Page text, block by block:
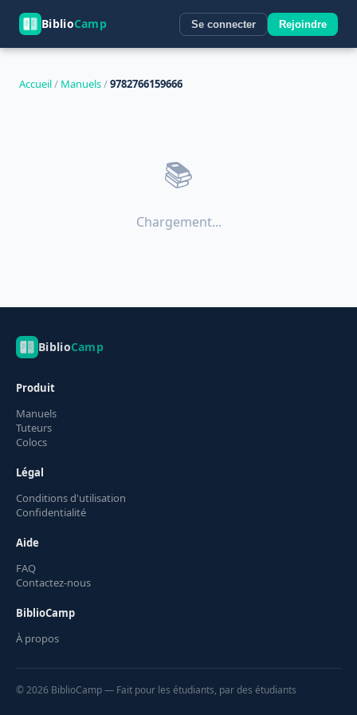
BiblioCamp Se connecter Rejoindre
Accueil/ Manuels/9782766159666
📚
Chargement...
BiblioCamp
Produit
Manuels
Tuteurs
Colocs
Légal
Conditions d'utilisation
Confidentialité
Aide
FAQ
Contactez-nous
BiblioCamp
À propos
© 2026 BiblioCamp — Fait pour les étudiants, par des étudiants